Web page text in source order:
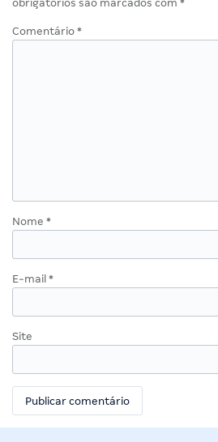
obrigatórios são marcados com *
Comentário *
Nome *
E-mail *
Site